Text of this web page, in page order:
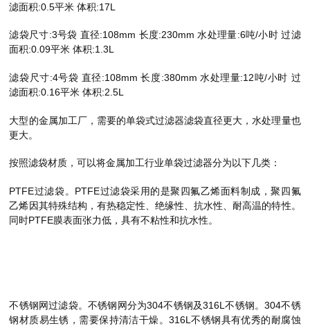
滤面积:0.5平米 体积:17L
滤袋尺寸:3号袋 直径:108mm 长度:230mm 水处理量:6吨/小时 过滤
面积:0.09平米 体积:1.3L
滤袋尺寸:4号袋 直径:108mm 长度:380mm 水处理量:12吨/小时 过
滤面积:0.16平米 体积:2.5L
大型的金属加工厂，需要的单袋式过滤器滤袋直径更大，水处理量也
更大。
按照滤袋材质，可以将金属加工行业单袋过滤器分为以下几类：
PTFE过滤袋。PTFE过滤袋采用的是聚四氟乙烯面料制成，聚四氟
乙烯因其特殊结构，有热稳定性、绝缘性、抗水性、耐高温的特性。
同时PTFE膜表面张力低，具有不粘性和抗水性。
不锈钢网过滤袋。不锈钢网分为304不锈钢及316L不锈钢。304不锈
钢材质易生锈，需要保持清洁干燥。316L不锈钢具有优秀的耐腐蚀